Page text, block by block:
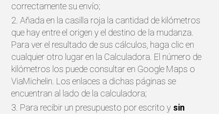
correctamente su envío;
2. Añada en la casilla roja la cantidad de kilómetros
que hay entre el origen y el destino de la mudanza.
Para ver el resultado de sus cálculos, haga clic en
cualquier otro lugar en la Calculadora. El número de
kilómetros los puede consultar en Google Maps o
ViaMichelin. Los enlaces a dichas páginas se
encuentran al lado de la calculadora;
3. Para recibir un presupuesto por escrito y sin